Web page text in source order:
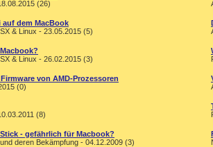
(26)
auf dem MacBook
& Linux - 23.05.2015 (5)
& Linux - 26.02.2015 (3)
von AMD-Prozessoren
(0)
(8)
- gefährlich für Macbook?
deren Bekämpfung - 04.12.2009 (3)